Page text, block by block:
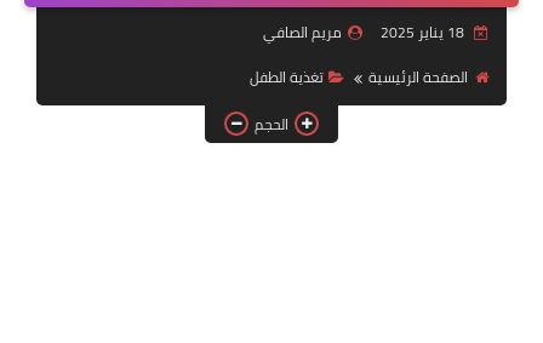
18 يناير 2025
مريم الصافي
الصفحة الرئيسية
تغذية الطفل
الحجم